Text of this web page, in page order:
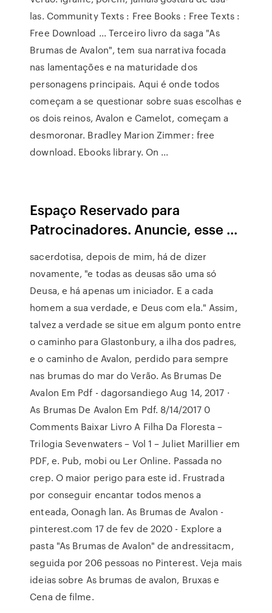
las. Community Texts : Free Books : Free Texts :
Free Download ... Terceiro livro da saga "As
Brumas de Avalon", tem sua narrativa focada
nas lamentações e na maturidade dos
personagens principais. Aqui é onde todos
começam a se questionar sobre suas escolhas e
os dois reinos, Avalon e Camelot, começam a
desmoronar. Bradley Marion Zimmer: free
download. Ebooks library. On ...
Espaço Reservado para
Patrocinadores. Anuncie, esse ...
sacerdotisa, depois de mim, há de dizer
novamente, "e todas as deusas são uma só
Deusa, e há apenas um iniciador. E a cada
homem a sua verdade, e Deus com ela." Assim,
talvez a verdade se situe em algum ponto entre
o caminho para Glastonbury, a ilha dos padres,
e o caminho de Avalon, perdido para sempre
nas brumas do mar do Verão. As Brumas De
Avalon Em Pdf - dagorsandiego Aug 14, 2017 ·
As Brumas De Avalon Em Pdf. 8/14/2017 0
Comments Baixar Livro A Filha Da Floresta –
Trilogia Sevenwaters – Vol 1 – Juliet Marillier em
PDF, e. Pub, mobi ou Ler Online. Passada no
crep. O maior perigo para este id. Frustrada
por conseguir encantar todos menos a
enteada, Oonagh lan. As Brumas de Avalon -
pinterest.com 17 de fev de 2020 - Explore a
pasta "As Brumas de Avalon" de andressitacm,
seguida por 206 pessoas no Pinterest. Veja mais
ideias sobre As brumas de avalon, Bruxas e
Cena de filme.